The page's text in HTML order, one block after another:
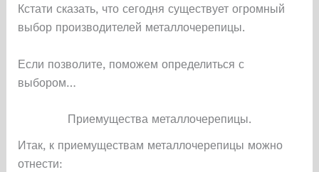
Кстати сказать, что сегодня существует огромный
выбор производителей металлочерепицы.
Если позволите, поможем определиться с
выбором…
Приемущества металлочерепицы.
Итак, к приемуществам металлочерепицы можно
отнести: